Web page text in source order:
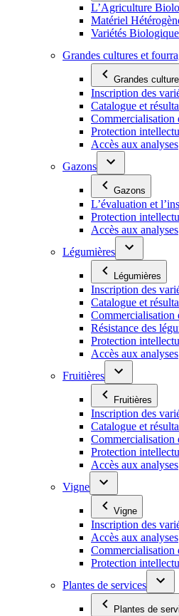
L’Agriculture
Matériel
Variétés
Grandes cultures et
Grandes
Inscription des
Catalogue et
Commercialisation
Protection
Accès aux analyses
Gazons
Gazons
L’évaluation et
Protection
Accès aux analyses
Légumières
Légumières
Inscription des
Catalogue et
Commercialisation
Résistance des
Protection
Accès aux analyses
Fruitières
Fruitières
Inscription des
Catalogue et
Commercialisation
Protection
Accès aux analyses
Vigne
Vigne
Inscription des
Accès aux analyses
Commercialisation
Protection
Plantes de services
Plantes de